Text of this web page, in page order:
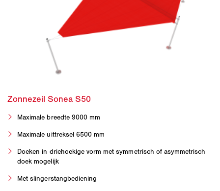
Maximale breedte 9000 mm
Maximale uittreksel 6500 mm
Doeken in driehoekige vorm met symmetrisch of asymmetrisch
doek mogelijk
Met slingerstangbediening